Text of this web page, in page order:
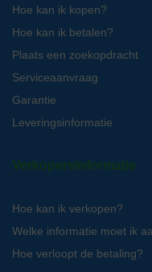
Hoe kan ik kopen?
Hoe kan ik betalen?
Plaats een zoekopdracht
Serviceaanvraag
Garantie
Leveringsinformatie
Verkopersinformatie
Hoe kan ik verkopen?
Welke informatie moet ik
Hoe verloopt de betaling?